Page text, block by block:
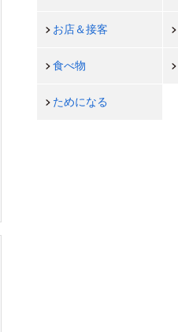
お店＆接客
食べ物
ためになる